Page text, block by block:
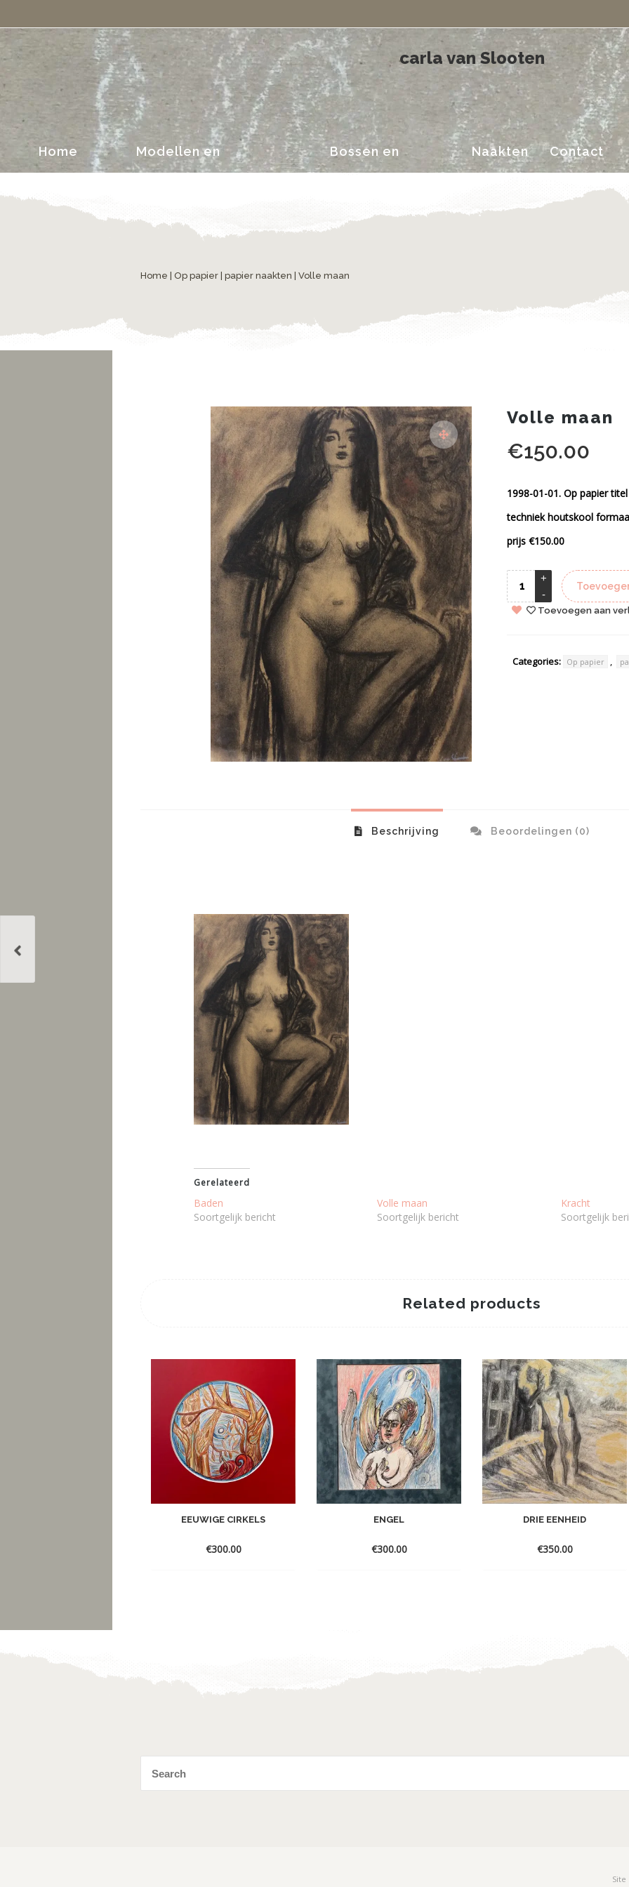
carla van Slooten
Home Modellen en Bossen en Naakten Contact
Home Op papier papier naakten | Volle maan
Volle maan
€150.00
1998-01-01. Op papier
techniek houtskool
prijs €150.00
Toevoegen aan
Categories: Op papier
Beschrijving Beoordelingen (0)
Gerelateerd
Baden
Soortgelijk bericht
Volle maan
Soortgelijk bericht
Kracht
Soortgelijk
Related products
EEUWIGE CIRKELS
€300.00
ENGEL
€300.00
DRIE EENHEID
€350.00
Site